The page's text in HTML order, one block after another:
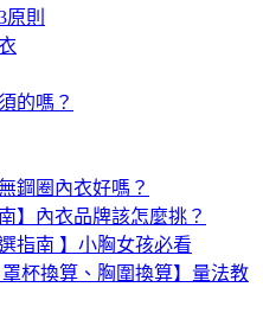
則
的嗎？
鋼圈內衣好嗎？
】內衣品牌該怎麼挑？
指南 】小胸女孩必看
罩杯換算、胸圍換算】量法教